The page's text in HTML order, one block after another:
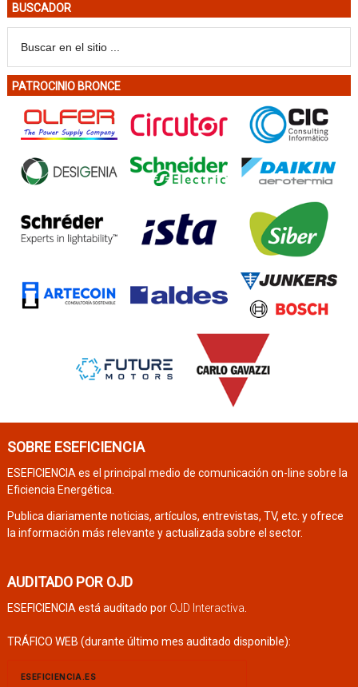
BUSCADOR
PATROCINIO BRONCE
SOBRE ESEFICIENCIA
ESEFICIENCIA es el principal medio de comunicación on-line sobre la
Eficiencia Energética.
Publica diariamente noticias, artículos, entrevistas, TV, etc. y ofrece
la información más relevante y actualizada sobre el sector.
AUDITADO POR OJD
ESEFICIENCIA está auditado por OJD Interactiva
TRÁFICO WEB (durante último mes auditado disponible):